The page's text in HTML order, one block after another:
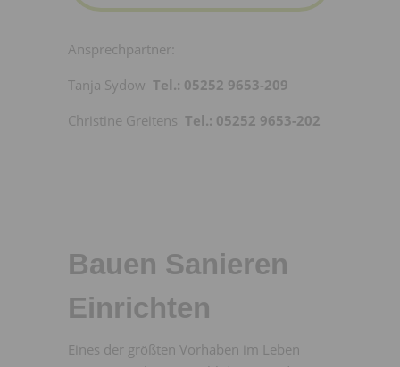
Ansprechpartner:
Tanja Sydow Tel.: 05252 9653-209
Christine Greitens Tel.: 05252 9653-202
Bauen Sanieren
Einrichten
Eines der größten Vorhaben im Leben